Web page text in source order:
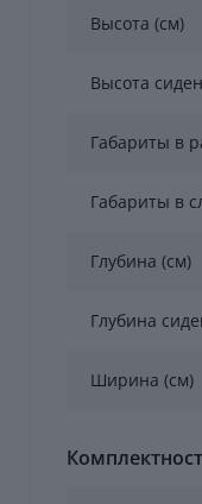
Высота (см)
Высота
Габариты в
Габариты в
Глубина (см)
Глубина
Ширина (см)